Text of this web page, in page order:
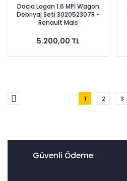
Dacia Logan 1.6 MPİ Wagon
Debriyaj Seti 302052307R -
Renault Mais
5.200,00 TL
1 2 3
Güvenli Ödeme